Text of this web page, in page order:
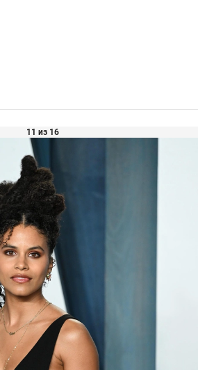
11 из 16